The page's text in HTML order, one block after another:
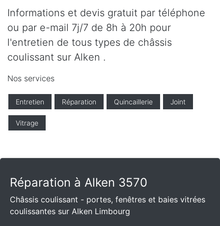
Informations et devis gratuit par téléphone
ou par e-mail 7j/7 de 8h à 20h pour
l'entretien de tous types de châssis
coulissant sur Alken .
Nos services
Entretien Réparation Quincaillerie Joint
Vitrage
Réparation à Alken 3570
Châssis coulissant - portes, fenêtres et baies vitrées
coulissantes sur Alken Limbourg